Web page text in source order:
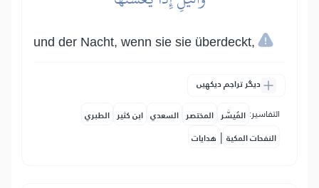
und der Nacht, wenn sie sie überdeckt,
دیگر تراجم دیکھیں
التفاسير: المُيسَّر المختصر السعدي ابن كثير الطبري
النفحات المكية | هدايات